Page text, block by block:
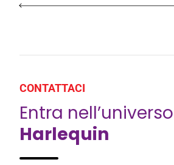
CONTATTACI
Entra nell’universo
Harlequin